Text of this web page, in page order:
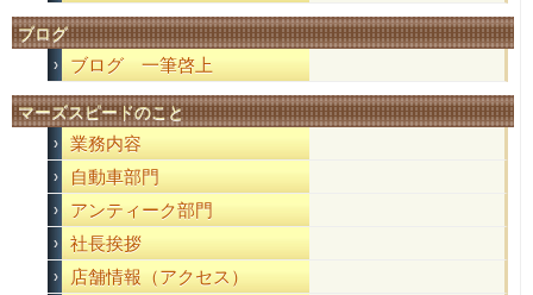
ブログ
ブログ 一筆啓上
マーズスピードのこと
業務内容
自動車部門
アンティーク部門
社長挨拶
店舗情報（アクセス）